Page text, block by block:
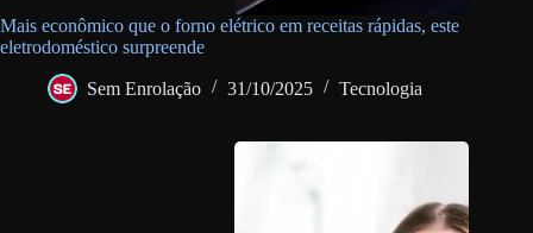
Mais econômico que o forno elétrico em receitas rápidas, este
eletrodoméstico surpreende
Sem Enrolação 31/10/2025 Tecnologia